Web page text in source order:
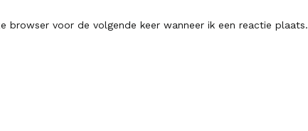
browser voor de volgende keer wanneer ik een reactie plaats.